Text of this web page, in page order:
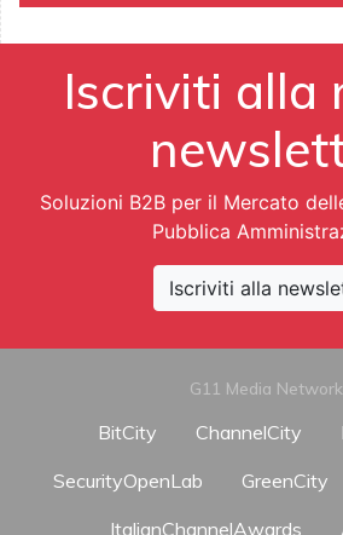
Iscriviti alla
Soluzioni B2B per il Mercato
Pubblica
Iscriviti alla
G11 Media
BitCity ChannelCity
SecurityOpenLab
GreenCity
ItalianChannelAwards